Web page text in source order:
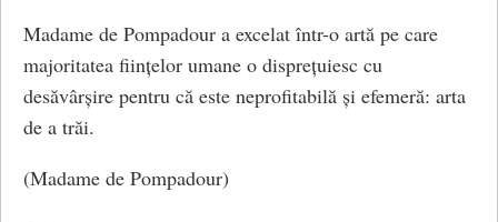
Madame de Pompadour a excelat într-o artă pe care
majoritatea ființelor umane o disprețuiesc cu
desăvârșire pentru că este neprofitabilă și efemeră: arta
de a trăi.
(Madame de Pompadour)